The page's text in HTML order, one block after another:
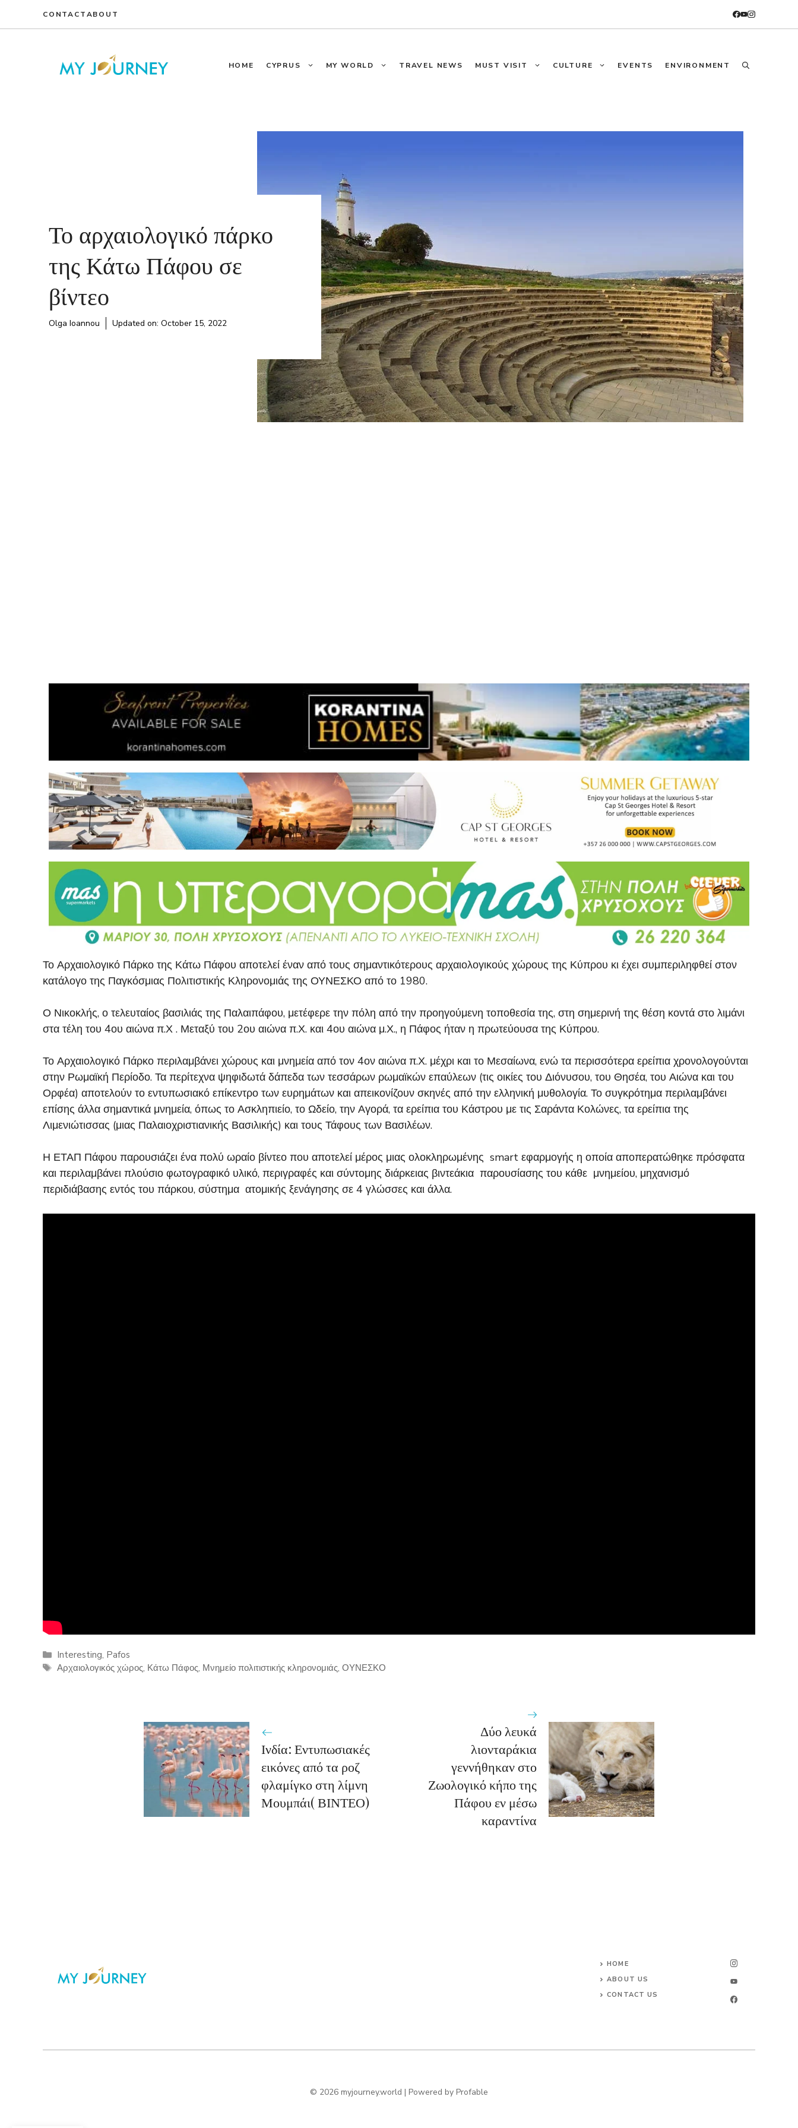
CONTACTABOUT
HOME CYPRUS MY WORLD TRAVEL NEWS MUST VISIT CULTURE EVENTS ENVIRONMENT
Το αρχαιολογικό πάρκο
της Κάτω Πάφου σε
βίντεο
Olga Ioannou Updated on: October 15, 2022
Το Αρχαιολογικό Πάρκο της Κάτω Πάφου αποτελεί έναν από τους σημαντικότερους αρχαιολογικούς χώρους της Κύπρου κι έχει συμπεριληφθεί στον
κατάλογο της Παγκόσμιας Πολιτιστικής Κληρονομιάς της ΟΥΝΕΣΚΟ από το 1980.
Ο Νικοκλής, ο τελευταίος βασιλιάς της Παλαιπάφου, μετέφερε την πόλη από την προηγούμενη τοποθεσία της, στη σημερινή της θέση κοντά στο λιμάνι
στα τέλη του 4ου αιώνα π.Χ . Μεταξύ του 2ου αιώνα π.Χ. και 4ου αιώνα μ.Χ., η Πάφος ήταν η πρωτεύουσα της Κύπρου.
Το Αρχαιολογικό Πάρκο περιλαμβάνει χώρους και μνημεία από τον 4ον αιώνα π.Χ. μέχρι και το Μεσαίωνα, ενώ τα περισσότερα ερείπια χρονολογούνται
στην Ρωμαϊκή Περίοδο. Τα περίτεχνα ψηφιδωτά δάπεδα των τεσσάρων ρωμαϊκών επαύλεων (τις οικίες του Διόνυσου, του Θησέα, του Αιώνα και του
Ορφέα) αποτελούν το εντυπωσιακό επίκεντρο των ευρημάτων και απεικονίζουν σκηνές από την ελληνική μυθολογία. Το συγκρότημα περιλαμβάνει
επίσης άλλα σημαντικά μνημεία, όπως το Ασκληπιείο, το Ωδείο, την Αγορά, τα ερείπια του Κάστρου με τις Σαράντα Κολώνες, τα ερείπια της
Λιμενιώτισσας (μιας Παλαιοχριστιανικής Βασιλικής) και τους Τάφους των Βασιλέων.
Η ΕΤΑΠ Πάφου παρουσιάζει ένα πολύ ωραίο βίντεο που αποτελεί μέρος μιας ολοκληρωμένης smart εφαρμογής η οποία αποπερατώθηκε πρόσφατα
και περιλαμβάνει πλούσιο φωτογραφικό υλικό, περιγραφές και σύντομης διάρκειας βιντεάκια παρουσίασης του κάθε μνημείου, μηχανισμό
περιδιάβασης εντός του πάρκου, σύστημα ατομικής ξενάγησης σε 4 γλώσσες και άλλα.
Categories
Interesting, Pafos
Tags
Αρχαιολογικός χώρος, Κάτω Πάφος, Μνημείο πολιτιστικής κληρονομιάς,ΟΥΝΕΣΚΟ
Ινδία: Εντυπωσιακές
εικόνες από τα ροζ
φλαμίγκο στη λίμνη
Μουμπάι( ΒΙΝΤΕΟ)
Δύο λευκά
λιονταράκια
γεννήθηκαν στο
Ζωολογικό κήπο της
Πάφου εν μέσω
καραντίνα
HOME
ABOUT US
CONTACT US
© 2026 myjourney.world | Powered by Profable